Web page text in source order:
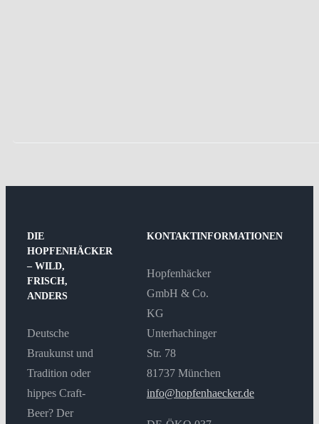
DIE
HOPFENHÄCKER
– WILD,
FRISCH,
ANDERS
Deutsche
Braukunst und
Tradition oder
hippes Craft-
Beer? Der
KONTAKTINFORMATIONEN
Hopfenhäcker
GmbH & Co.
KG
Unterhachinger
Str. 78
81737 München
info@hopfenhaecker.de